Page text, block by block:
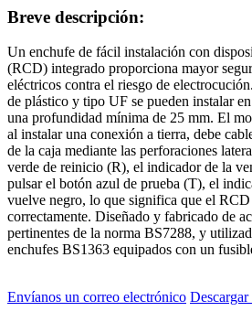
Breve descripción:
Un enchufe de fácil instalación con
(RCD) integrado proporciona mayor
eléctricos contra el riesgo de
de plástico y tipo UF se pueden instalar
una profundidad mínima de 25 mm. El
al instalar una conexión a tierra, debe
de la caja mediante las perforaciones
verde de reinicio (R), el indicador de la
pulsar el botón azul de prueba (T), el
vuelve negro, lo que significa que el RCD
correctamente. Diseñado y fabricado de
pertinentes de la norma BS7288, y
enchufes BS1363 equipados con un
Envíanos un correo electrónico